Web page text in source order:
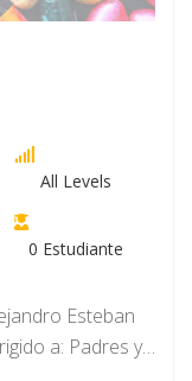
All Levels
0 Estudiante
Esteban
a: Padres y